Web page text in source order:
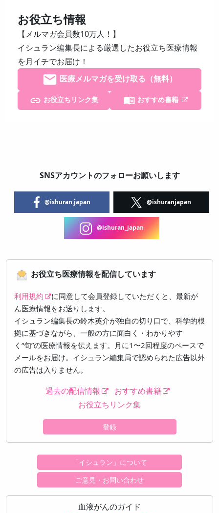
お役立ち情報
【メルマガ会員数10万人！】
イシュラン編集長による厳選したお役立ち医療情報
を月イチでお届け！
医療メルマガを受け取る（無料）
お役立ちリンク集 おすすめ書籍
SNSアカウントのフォローお願いします
@ishuran.japan @ishuranjapan
@ishuran_japan
お役立ち医療情報を配信しています
利用規約
に同意して会員登録していただくと、最新が
ん医療情報をお送りします。
イシュラン編集長の鈴木英介が独自の切り口で、科学的根
拠に基づきながら、一般の方に面白く・わかりやす
く“旬”の医療情報を伝えます。月に1〜2回程度のペースで
メールをお届け。イシュラン編集局で認められた広告以外
の広告は入りません。
過去の配信情報
おすすめ書籍
お役立ちリンク集
登録
「イシュラン」について
ご意見・お問い合わせ
血液がんのガイド